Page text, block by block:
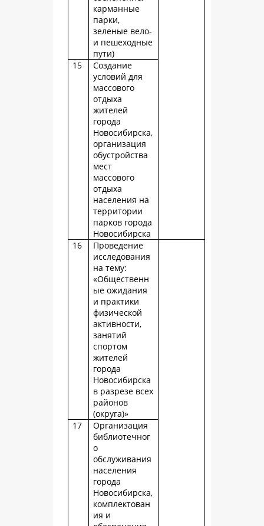
карманные
парки,
зеленые вело-
и пешеходные
пути)
15
Создание
условий для
массового
отдыха
жителей
города
Новосибирска,
организация
обустройства
мест
массового
отдыха
населения на
территории
парков города
Новосибирска
16
Проведение
исследования
на тему:
«Общественн
ые ожидания
и практики
физической
активности,
занятий
спортом
жителей
города
Новосибирска
в разрезе всех
районов
(округа)»
17
Организация
библиотечног
о
обслуживания
населения
города
Новосибирска,
комплектован
ия и